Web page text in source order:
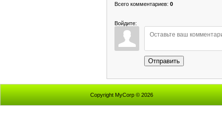
Всего комментариев: 0
Войдите:
Отправить
Copyright MyCorp © 2026